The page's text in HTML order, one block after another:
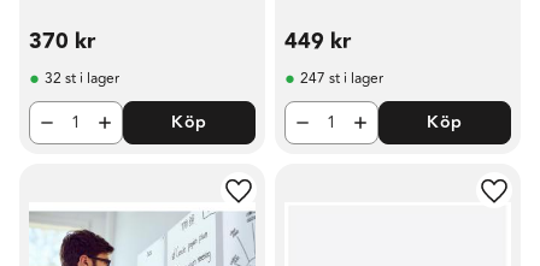
370 kr
32 st i lager
Köp
449 kr
247 st i lager
Köp
Lägg till i favoriter